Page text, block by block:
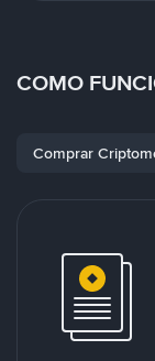
COMO
Comprar